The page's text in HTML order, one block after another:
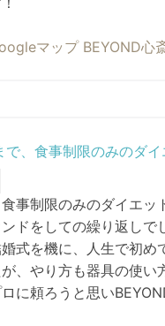
マップ BEYOND心
で、食事制限のみのダイ
事制限のみのダイエッ
ドをしての繰り返しで
式を機に、人生で初め
、やり方も器具の使い
に頼ろうと思い